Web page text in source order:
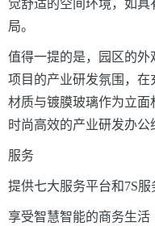
觉舒适的空间环境，如
局。
值得一提的是，园区的
项目的产业研发氛围，
材质与镀膜玻璃作为立面
时尚高效的产业研发办公
服务
提供七大服务平台和7S服
享受智慧智能的商务生活